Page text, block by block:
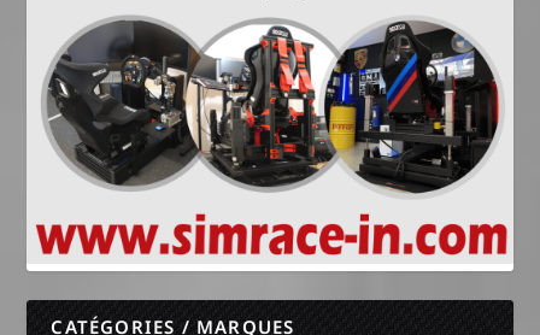
CATÉGORIES / MARQUES